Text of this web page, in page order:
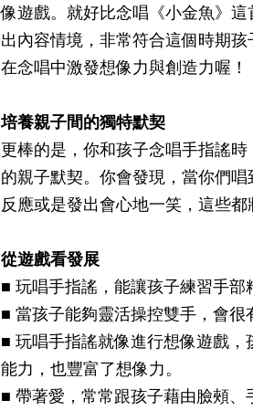
像遊戲。就好比念唱《小金魚》
出內容情境，非常符合這個時期
在念唱中激發想像力與創造力喔！
培養親子間的獨特默契
更棒的是，你和孩子念唱手指謠
的親子默契。你會發現，當你們
反應或是發出會心地一笑，這些都
從遊戲看發展
■ 玩唱手指謠，能讓孩子練習手部
■ 當孩子能夠靈活操控雙手，會很
■ 玩唱手指謠就像進行想像遊戲
能力，也豐富了想像力。
■ 帶著愛，常常跟孩子藉由臉頰